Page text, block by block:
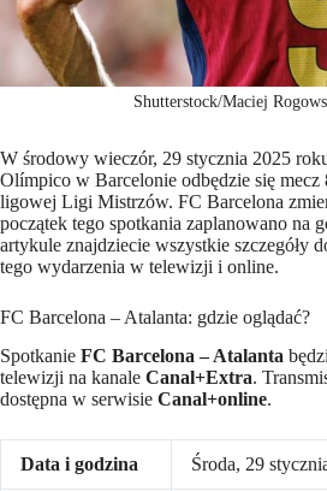
Shutterstock/Maciej
W środowy wieczór, 29 stycznia 2025
Olímpico w Barcelonie odbędzie się
ligowej Ligi Mistrzów. FC Barcelona
początek tego spotkania zaplanowano na
artykule znajdziecie wszystkie szczegóły
tego wydarzenia w telewizji i online.
FC Barcelona – Atalanta: gdzie oglądać?
Spotkanie FC Barcelona – Atalanta
telewizji na kanale Canal+Extra.
dostępna w serwisie Canal+online.
Data i godzina Środa, 29